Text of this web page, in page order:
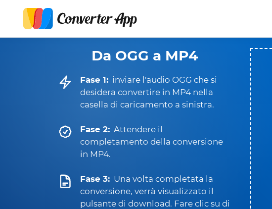
Da OGG a MP4
Fase 1: inviare l'audio OGG che si
desidera convertire in MP4 nella
casella di caricamento a sinistra.
Fase 2: Attendere il
completamento della conversione
in MP4.
Fase 3: Una volta completata la
conversione, verrà visualizzato il
pulsante di download. Fare clic su di